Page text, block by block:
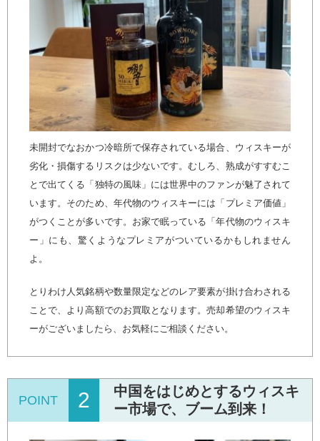
未開封でなおかつ冷暗所で保存されている場合、ウィスキーが
劣化・損傷するリスクは少ないです。むしろ、熟成がすすむこ
とで出てくる「独特の風味」には世界中のファンが魅了されて
います。そのため、年代物のウィスキーには「プレミア価値」
がつくことが多いです。お家で眠っている「年代物のウィスキ
ー」にも、驚くようなプレミアがついているかもしれません
よ。
とりわけ人気銘柄や数量限定などのレア要素が掛け合わされる
ことで、より高額でのお買取となります。売却希望のウィスキ
ーがございましたら、お気軽にご相談ください。
POINT 2
中国をはじめとするウィスキ
ー市場で、ブーム到来！